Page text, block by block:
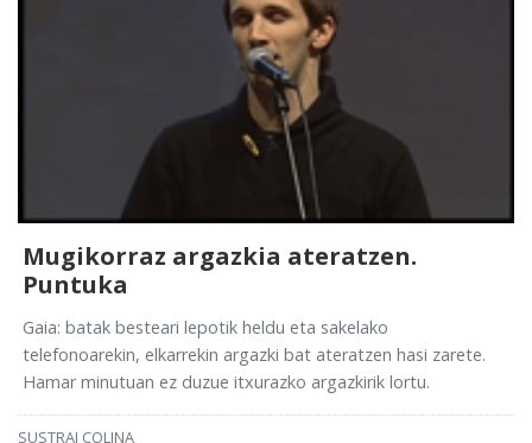
Mugikorraz argazkia ateratzen.
Puntuka
Gaia: batak besteari lepotik heldu eta sakelako
telefonoarekin, elkarrekin argazki bat ateratzen hasi zarete.
Hamar minutuan ez duzue itxurazko argazkirik lortu.
SUSTRAI COLINA